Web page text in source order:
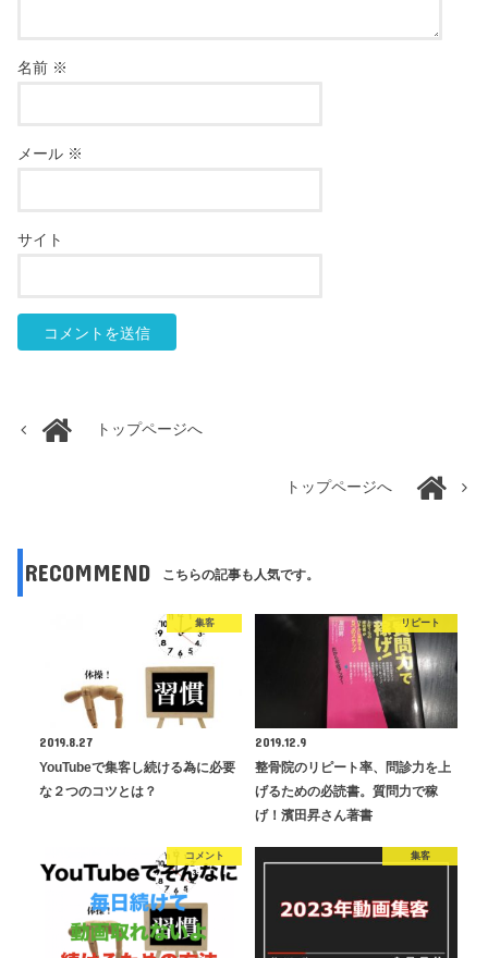
名前 ※
メール ※
サイト
トップページへ
トップページへ
RECOMMEND こちらの記事も人気です。
集客
2019.8.27
YouTubeで集客し続ける為に必要
な２つのコツとは？
リピート
2019.12.9
整骨院のリピート率、問診力を上
げるための必読書。質問力で稼
げ！濱田昇さん著書
コメント 集客